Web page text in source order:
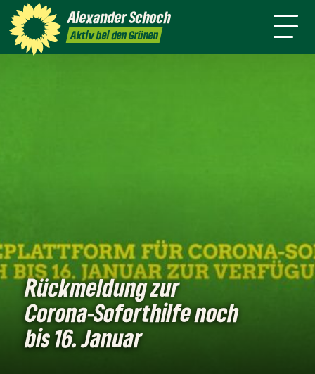
AlexanderSchoch
Aktiv bei den Grünen
Pressemitteilungen
danach
Rückmeldung zur
Corona-Soforthilfe noch
bis 16. Januar